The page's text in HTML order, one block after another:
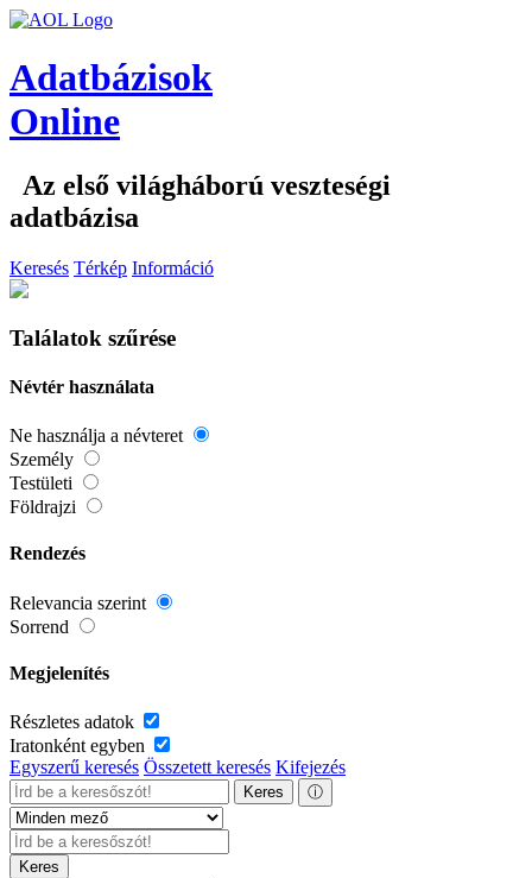
Adatbázisok
Online
Az első világháború veszteségi
adatbázisa
Keresés Térkép Információ
Találatok szűrése
Névtér használata
Ne használja a névteret
Személy
Testületi
Földrajzi
Rendezés
Relevancia szerint
Sorrend
Megjelenítés
Részletes adatok
Iratonként egyben
Egyszerű keresés Összetett keresés Kifejezés
Keres ⓘ
Keres